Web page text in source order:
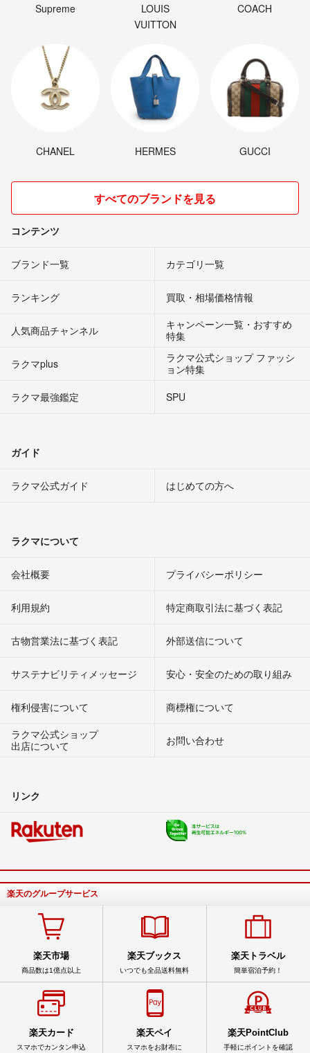
Supreme
LOUIS
VUITTON
COACH
CHANEL HERMES GUCCI
すべてのブランドを見る
コンテンツ
ブランド一覧 カテゴリ一覧
ランキング 買取・相場価格情報
人気商品チャンネル
キャンペーン一覧・おすすめ
特集
ラクマplus
ラクマ公式ショップ ファッシ
ョン特集
ラクマ最強鑑定
SPU
ガイド
ラクマ公式ガイド はじめての方へ
ラクマについて
会社概要 プライバシーポリシー
利用規約 特定商取引法に基づく表記
古物営業法に基づく表記 外部送信について
サステナビリティメッセージ 安心・安全のための取り組み
権利侵害について
商標権について
ラクマ公式ショップ
出店について
お問い合わせ
リンク
楽天のグループサービス
楽天市場
商品数は1億点以上
楽天ブックス
いつでも全品送料無料
楽天トラベル
簡単宿泊予約！
楽天カード
スマホでカンタン申込
楽天ペイ
スマホをお財布に
楽天PointClub
手軽にポイントを確認